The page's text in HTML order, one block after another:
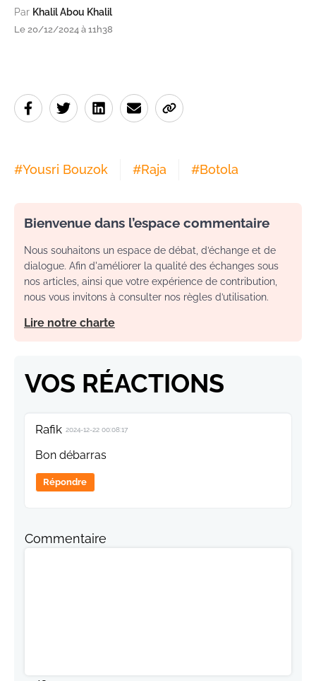
Par Khalil Abou Khalil
Le 20/12/2024 à 11h38
#Yousri Bouzok #Raja #Botola
Bienvenue dans l’espace commentaire
Nous souhaitons un espace de débat, d’échange et de
dialogue. Afin d'améliorer la qualité des échanges sous
nos articles, ainsi que votre expérience de contribution,
nous vous invitons à consulter nos règles d’utilisation.
Lire notre charte
VOS RÉACTIONS
Rafik 2024-12-22 00:08:17
Bon débarras
Répondre
Commentaire